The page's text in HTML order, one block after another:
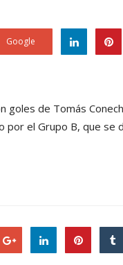
Google
goles de Tomás
por el Grupo B, que